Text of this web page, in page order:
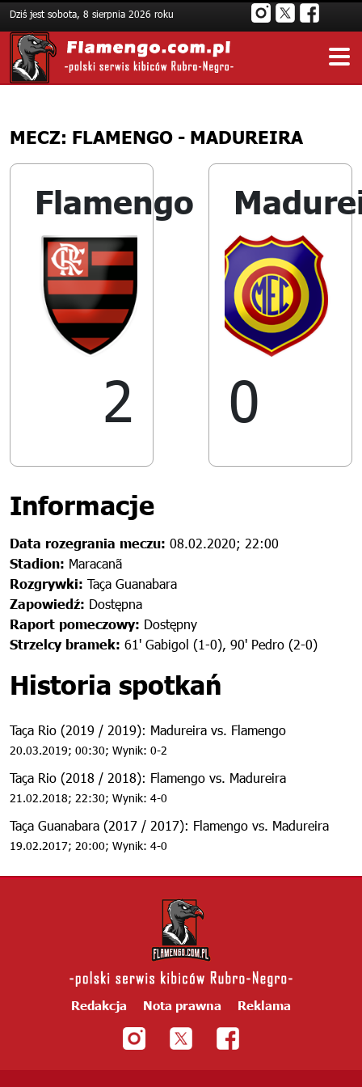
Dziś jest sobota, 8 sierpnia 2026 roku
MECZ: FLAMENGO - MADUREIRA
Flamengo
2 0
Informacje
Data rozegrania meczu: 08.02.2020; 22:00
Stadion: Maracanã
Rozgrywki: Taça Guanabara
Zapowiedź: Dostępna
Raport pomeczowy: Dostępny
Strzelcy bramek: 61' Gabigol (1-0), 90' Pedro (2-0)
Historia spotkań
Taça Rio (2019 / 2019): Madureira vs. Flamengo
20.03.2019; 00:30; Wynik: 0-2
Taça Rio (2018 / 2018): Flamengo vs. Madureira
21.02.2018; 22:30; Wynik: 4-0
Taça Guanabara (2017 / 2017): Flamengo vs. Madureira
19.02.2017; 20:00; Wynik: 4-0
Redakcja Nota prawna Reklama